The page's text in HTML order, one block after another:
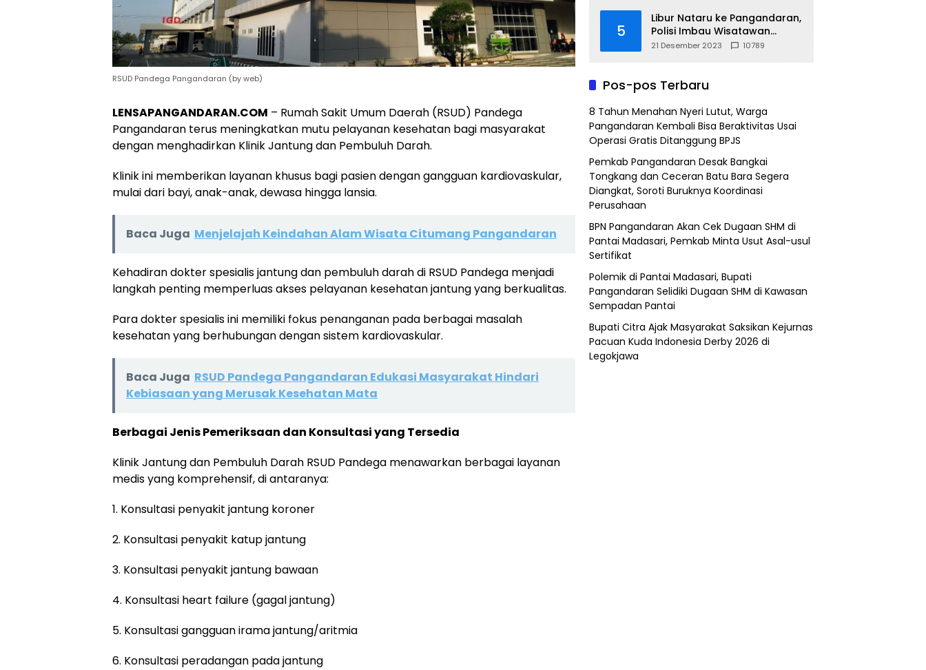
RSUD Pandega Pangandaran (by web)
LENSAPANGANDARAN.COM – Rumah Sakit Umum Daerah (RSUD) Pandega
Pangandaran terus meningkatkan mutu pelayanan kesehatan bagi masyarakat
dengan menghadirkan Klinik Jantung dan Pembuluh Darah.
Klinik ini memberikan layanan khusus bagi pasien dengan gangguan kardiovaskular,
mulai dari bayi, anak-anak, dewasa hingga lansia.
Baca Juga Menjelajah Keindahan Alam Wisata Citumang Pangandaran
Kehadiran dokter spesialis jantung dan pembuluh darah di RSUD Pandega menjadi
langkah penting memperluas akses pelayanan kesehatan jantung yang berkualitas.
Para dokter spesialis ini memiliki fokus penanganan pada berbagai masalah
kesehatan yang berhubungan dengan sistem kardiovaskular.
Baca Juga RSUD Pandega Pangandaran Edukasi Masyarakat Hindari
Kebiasaan yang Merusak Kesehatan Mata
Berbagai Jenis Pemeriksaan dan Konsultasi yang Tersedia
Klinik Jantung dan Pembuluh Darah RSUD Pandega menawarkan berbagai layanan
medis yang komprehensif, di antaranya:
1. Konsultasi penyakit jantung koroner
2. Konsultasi penyakit katup jantung
3. Konsultasi penyakit jantung bawaan
4. Konsultasi heart failure (gagal jantung)
5. Konsultasi gangguan irama jantung/aritmia
6. Konsultasi peradangan pada jantung
5
Libur Nataru ke Pangandaran,
Polisi Imbau Wisatawan
Gunakan Jalur Arteri
21 Desember 2023 10789
Pos-pos Terbaru
8 Tahun Menahan Nyeri Lutut, Warga
Pangandaran Kembali Bisa Beraktivitas Usai
Operasi Gratis Ditanggung BPJS
Pemkab Pangandaran Desak Bangkai
Tongkang dan Ceceran Batu Bara Segera
Diangkat, Soroti Buruknya Koordinasi
Perusahaan
BPN Pangandaran Akan Cek Dugaan SHM di
Pantai Madasari, Pemkab Minta Usut Asal-usul
Sertifikat
Polemik di Pantai Madasari, Bupati
Pangandaran Selidiki Dugaan SHM di Kawasan
Sempadan Pantai
Bupati Citra Ajak Masyarakat Saksikan Kejurnas
Pacuan Kuda Indonesia Derby 2026 di
Legokjawa